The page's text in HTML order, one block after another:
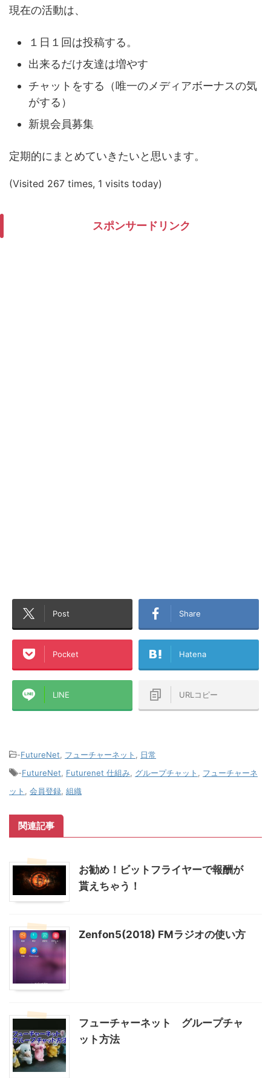
現在の活動は、
１日１回は投稿する。
出来るだけ友達は増やす
チャットをする（唯一のメディアボーナスの気
がする）
新規会員募集
定期的にまとめていきたいと思います。
(Visited 267 times, 1 visits today)
スポンサードリンク
Post Share
Pocket Hatena
LINE URLコピー
-FutureNet フューチャーネット
日常
-FutureNet Futurenet 仕組み グループチャット
フューチャーネ
ット
会員登録 組織
関連記事
お勧め！ビットフライヤーで報酬が
貰えちゃう！
Zenfon5(2018) FMラジオの使い方
フューチャーネット グループチャ
ット方法